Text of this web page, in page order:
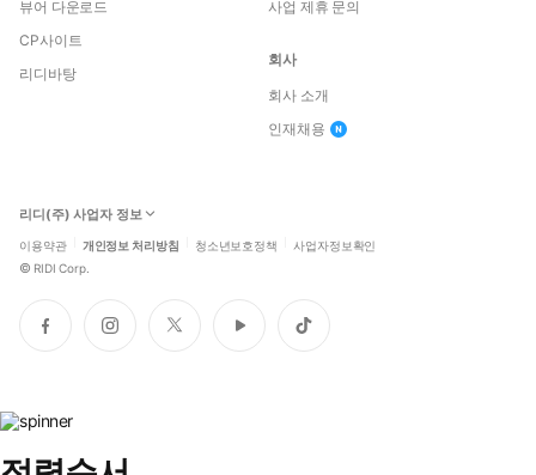
뷰어 다운로드
CP사이트
리디바탕
사업 제휴 문의
회사
회사 소개
인재채용
리디(주) 사업자 정보
이용약관 개인정보 처리방침 청소년보호정책 사업자정보확인
© RIDI Corp.
페
이
인
스
트
위
유
튜
틱
톡